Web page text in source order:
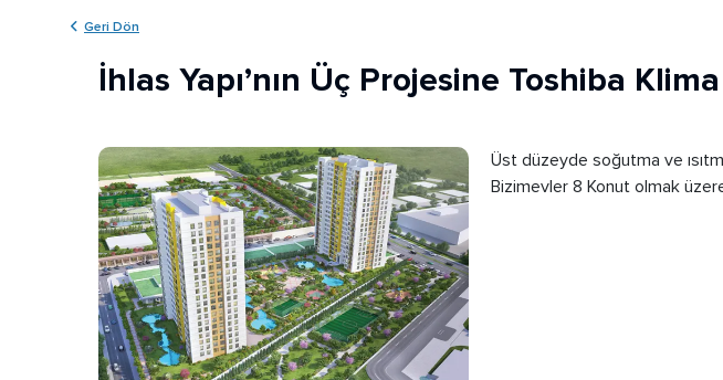
Geri Dön
İhlas Yapı’nın Üç Projesine Toshiba Klima
Üst düzeyde soğutma ve
Bizimevler 8 Konut olmak